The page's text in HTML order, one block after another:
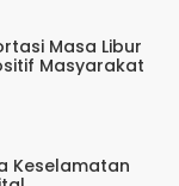
Masa Libur
Masyarakat
Keselamatan